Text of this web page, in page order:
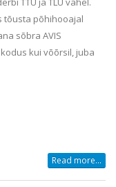
tõusta põhihooajal
sõbra AVIS
kui võõrsil, juba
Read more...